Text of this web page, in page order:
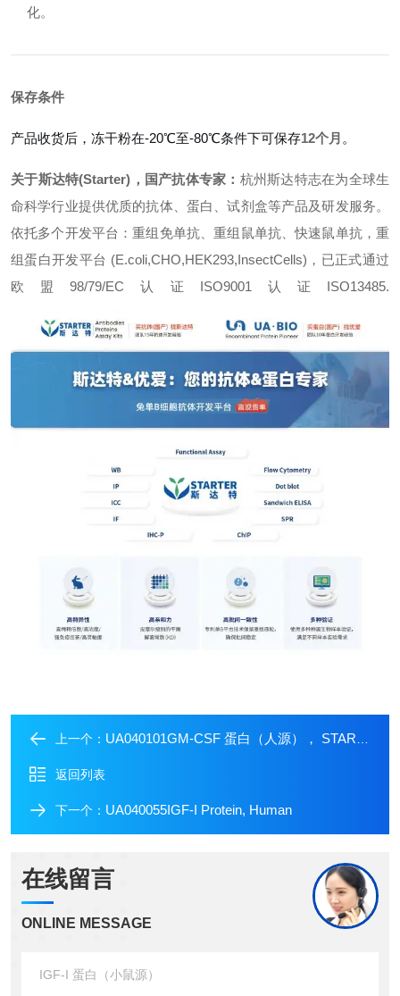
化。
保存条件
产品收货后，冻干粉在-20℃至-80℃条件下可保存12个月 。
关于斯达特(Starter)，国产抗体专家： 杭州斯达特志在为全球生
命科学行业提供优质的抗体、蛋白、试剂盒等产品及研发服务。
依托多个开发平台：重组免单抗、重组鼠单抗、快速鼠单抗，重
组蛋白开发平台 (E.coli,CHO,HEK293,InsectCells)，已正式通过
欧盟98/79/EC认证ISO9001认证ISO13485.
上一个： UA040101GM-CSF 蛋白（人源）， STAR级别
返回列表
下一个： UA040055IGF-I Protein, Human
在线留言
ONLINE MESSAGE